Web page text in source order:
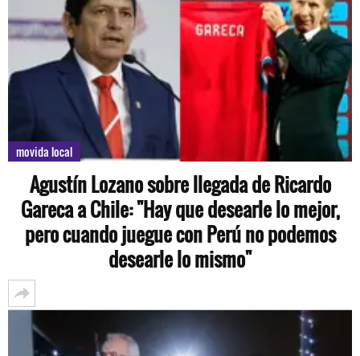
movida local
Agustín Lozano sobre llegada de Ricardo
Gareca a Chile: "Hay que desearle lo mejor,
pero cuando juegue con Perú no podemos
desearle lo mismo"